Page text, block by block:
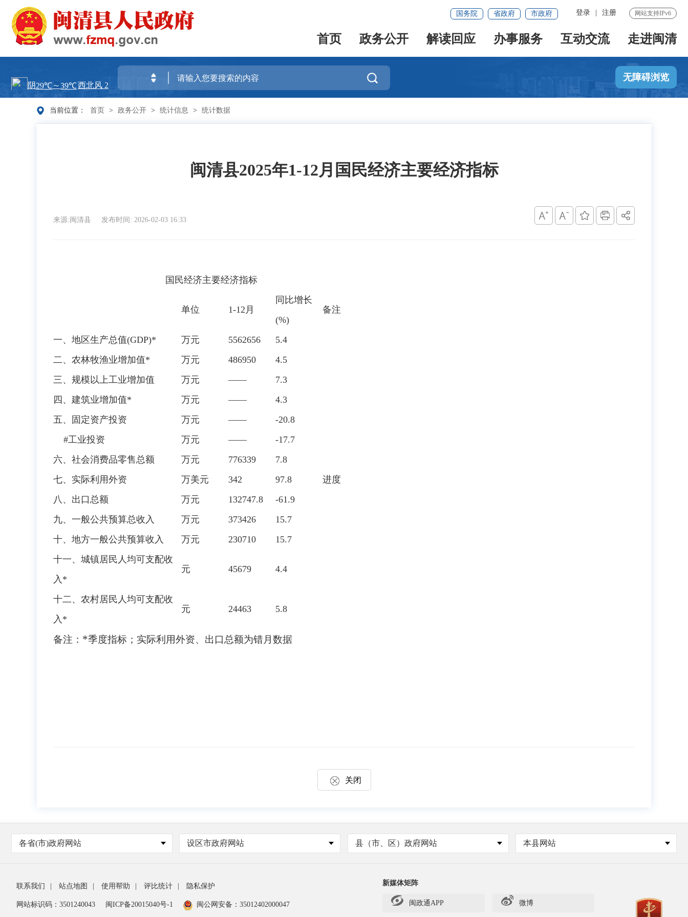
网站支持IPv6
登录 注册
国务院 省政府 市政府
首页 政务公开 解读回应 办事服务 互动交流 走进闽清
 无障碍浏览
当前位置： 首页 > 政务公开 > 统计信息 > 统计数据
闽清县2025年1-12月国民经济主要经济指标
来源:闽清县 发布时间: 2026-02-03 16:33
国民经济主要经济指标
单位 1-12月
同比增长
(%)
备注
一、地区生产总值(GDP)* 万元 5562656
5.4
二、农林牧渔业增加值*
万元 486950
4.5
三、规模以上工业增加值
万元 ——
7.3
四、建筑业增加值*
万元 ——
4.3
五、固定资产投资
万元 ——
-20.8
#工业投资
万元 ——
-17.7
六、社会消费品零售总额
万元 776339
7.8
七、实际利用外资
万美元 342 97.8
进度
八、出口总额
万元 132747.8
-61.9
九、一般公共预算总收入
万元 373426
15.7
十、地方一般公共预算收入
万元 230710
15.7
十一、城镇居民人均可支配收
入*
元 45679 4.4
十二、农村居民人均可支配收
入*
元 24463 5.8
备注： *季度指标；实际利用外资、出口总额为错月数据
关闭
各省(市)政府网站 设区市政府网站 县（市、区）政府网站 本县网站
联系我们 站点地图 使用帮助 评比统计 隐私保护
网站标识码：3501240043 闽ICP备20015040号-1 闽公网安备： 35012402000047
新媒体矩阵
闽政通APP 微博